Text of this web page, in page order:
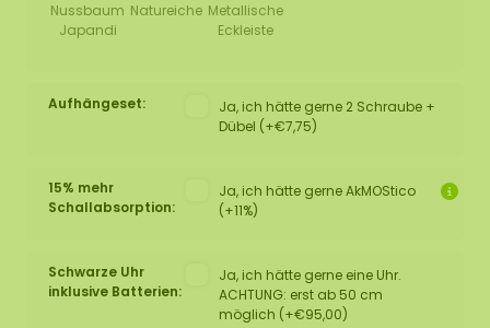
Nussbaum
Japandi
Natureiche Metallische
Eckleiste
Aufhängeset:
Ja, ich hätte gerne 2 Schraube +
Dübel (+€7,75)
15% mehr
Schallabsorption:
Ja, ich hätte gerne AkMOStico
(+11%)
Schwarze Uhr
inklusive Batterien:
Ja, ich hätte gerne eine Uhr.
ACHTUNG: erst ab 50 cm
möglich (+€95,00)